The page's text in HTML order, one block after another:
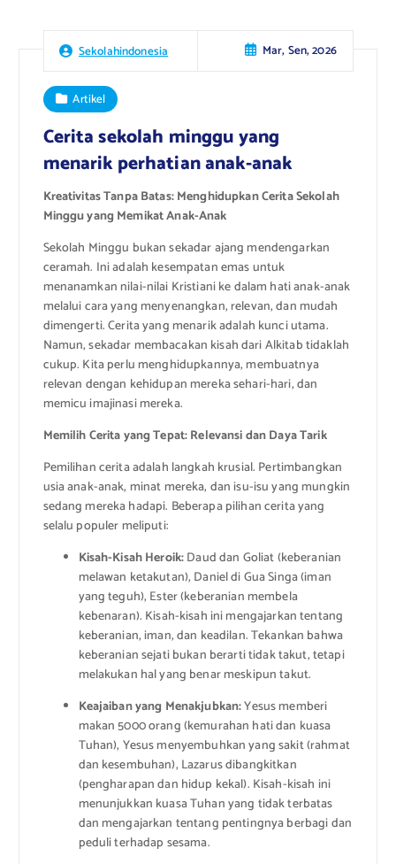
Sekolahindonesia Mar, Sen, 2026
Artikel
Cerita sekolah minggu yang
menarik perhatian anak-anak
Kreativitas Tanpa Batas: Menghidupkan Cerita Sekolah
Minggu yang Memikat Anak-Anak
Sekolah Minggu bukan sekadar ajang mendengarkan
ceramah. Ini adalah kesempatan emas untuk
menanamkan nilai-nilai Kristiani ke dalam hati anak-anak
melalui cara yang menyenangkan, relevan, dan mudah
dimengerti. Cerita yang menarik adalah kunci utama.
Namun, sekadar membacakan kisah dari Alkitab tidaklah
cukup. Kita perlu menghidupkannya, membuatnya
relevan dengan kehidupan mereka sehari-hari, dan
memicu imajinasi mereka.
Memilih Cerita yang Tepat: Relevansi dan Daya Tarik
Pemilihan cerita adalah langkah krusial. Pertimbangkan
usia anak-anak, minat mereka, dan isu-isu yang mungkin
sedang mereka hadapi. Beberapa pilihan cerita yang
selalu populer meliputi:
Kisah-Kisah Heroik:Daud dan Goliat (keberanian
melawan ketakutan), Daniel di Gua Singa (iman
yang teguh), Ester (keberanian membela
kebenaran). Kisah-kisah ini mengajarkan tentang
keberanian, iman, dan keadilan. Tekankan bahwa
keberanian sejati bukan berarti tidak takut, tetapi
melakukan hal yang benar meskipun takut.
Keajaiban yang Menakjubkan:Yesus memberi
makan 5000 orang (kemurahan hati dan kuasa
Tuhan), Yesus menyembuhkan yang sakit (rahmat
dan kesembuhan), Lazarus dibangkitkan
(pengharapan dan hidup kekal). Kisah-kisah ini
menunjukkan kuasa Tuhan yang tidak terbatas
dan mengajarkan tentang pentingnya berbagi dan
peduli terhadap sesama.